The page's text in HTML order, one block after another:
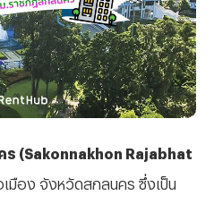
(Sakonnakhon Rajabhat
เมือง จังหวัดสกลนคร ซึ่งเป็น